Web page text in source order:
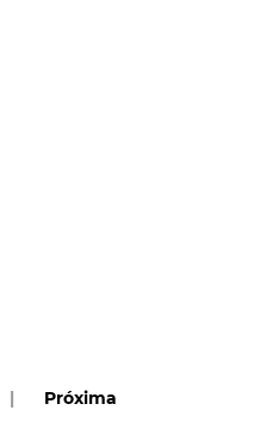
| Próxima